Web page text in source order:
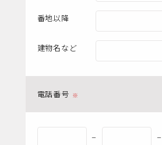
番地以降
建物名など
電話番号
ー ー